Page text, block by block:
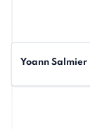
Yoann Salmier